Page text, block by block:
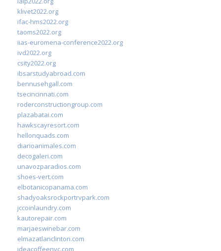
klivet2022.org
ifac-hms2022.org
taoms2022.org
iias-euromena-conference2022.org
ivd2022.org
csity2022.org
ibsarstudyabroad.com
bennusehgall.com
tsecincinnati.com
roderconstructiongroup.com
plazabatai.com
hawkscayresort.com
hellonquads.com
diarioanimales.com
decogaleri.com
unavozparadios.com
shoes-vert.com
elbotanicopanama.com
shadyoaksrockportrvpark.com
jccoinlaundry.com
kautorepair.com
marjaeswinebar.com
elmazatlanclinton.com
ideacoffeenyc.com